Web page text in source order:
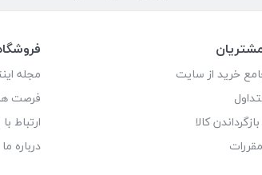
خرید از سایت
کالا
مجله
فرصت
ارتباط
درباره ما